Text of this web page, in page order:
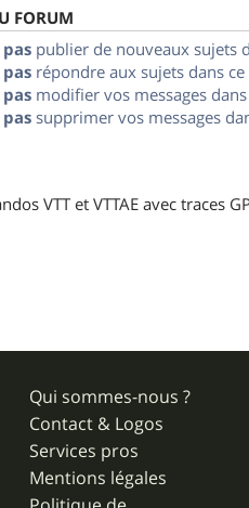
FORUM
publier de nouveaux sujets
répondre aux sujets dans
modifier vos messages
supprimer vos messages
VTT et VTTAE avec traces
Qui sommes-nous ?
Contact & Logos
Services pros
Mentions légales